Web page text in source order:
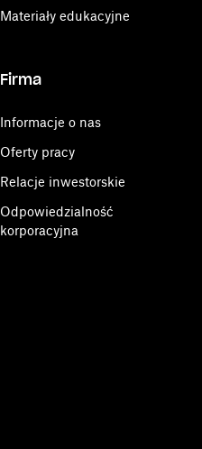
Materiały edukacyjne
Firma
Informacje o nas
Oferty pracy
Relacje inwestorskie
Odpowiedzialność
korporacyjna